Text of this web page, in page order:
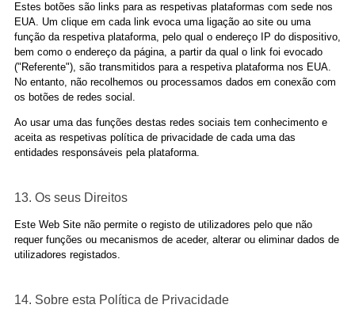
Estes botões são links para as respetivas plataformas com sede nos
EUA. Um clique em cada link evoca uma ligação ao site ou uma
função da respetiva plataforma, pelo qual o endereço IP do dispositivo,
bem como o endereço da página, a partir da qual o link foi evocado
("Referente"), são transmitidos para a respetiva plataforma nos EUA.
No entanto, não recolhemos ou processamos dados em conexão com
os botões de redes social.
Ao usar uma das funções destas redes sociais tem conhecimento e
aceita as respetivas política de privacidade de cada uma das
entidades responsáveis pela plataforma.
13. Os seus Direitos
Este Web Site não permite o registo de utilizadores pelo que não
requer funções ou mecanismos de aceder, alterar ou eliminar dados de
utilizadores registados.
14. Sobre esta Política de Privacidade